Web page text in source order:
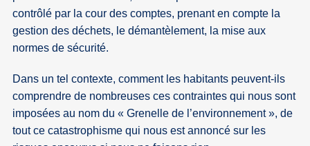
contrôlé par la cour des comptes, prenant en compte la
gestion des déchets, le démantèlement, la mise aux
normes de sécurité.
Dans un tel contexte, comment les habitants peuvent-ils
comprendre de nombreuses ces contraintes qui nous sont
imposées au nom du « Grenelle de l’environnement », de
tout ce catastrophisme qui nous est annoncé sur les